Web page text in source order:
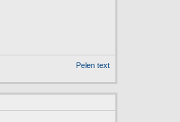
Pelen text